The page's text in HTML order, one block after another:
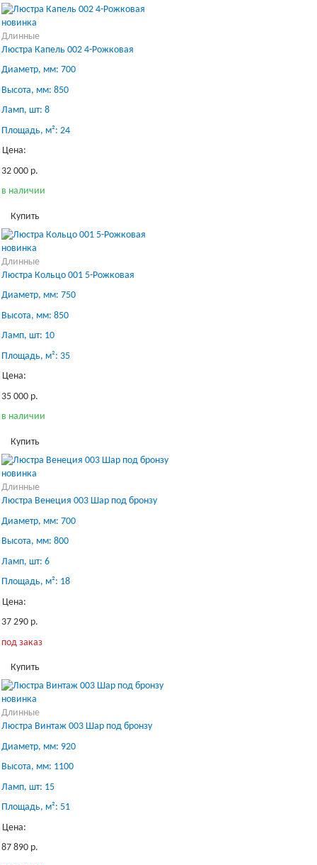
новинка
Длинные
Люстра Капель 002 4-Рожковая
Диаметр, мм: 700
Высота, мм: 850
Ламп, шт: 8
Площадь, м²: 24
Цена:
32 000 р.
в наличии
Купить
новинка
Длинные
Люстра Кольцо 001 5-Рожковая
Диаметр, мм: 750
Высота, мм: 850
Ламп, шт: 10
Площадь, м²: 35
Цена:
35 000 р.
в наличии
Купить
новинка
Длинные
Люстра Венеция 003 Шар под бронзу
Диаметр, мм: 700
Высота, мм: 800
Ламп, шт: 6
Площадь, м²: 18
Цена:
37 290 р.
под заказ
Купить
новинка
Длинные
Люстра Винтаж 003 Шар под бронзу
Диаметр, мм: 920
Высота, мм: 1100
Ламп, шт: 15
Площадь, м²: 51
Цена:
87 890 р.